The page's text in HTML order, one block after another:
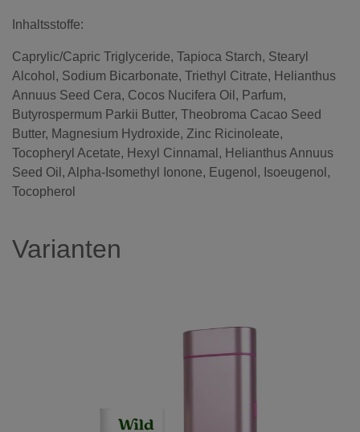
Inhaltsstoffe:
Caprylic/Capric Triglyceride, Tapioca Starch, Stearyl
Alcohol, Sodium Bicarbonate, Triethyl Citrate, Helianthus
Annuus Seed Cera, Cocos Nucifera Oil, Parfum,
Butyrospermum Parkii Butter, Theobroma Cacao Seed
Butter, Magnesium Hydroxide, Zinc Ricinoleate,
Tocopheryl Acetate, Hexyl Cinnamal, Helianthus Annuus
Seed Oil, Alpha-Isomethyl Ionone, Eugenol, Isoeugenol,
Tocopherol
Varianten